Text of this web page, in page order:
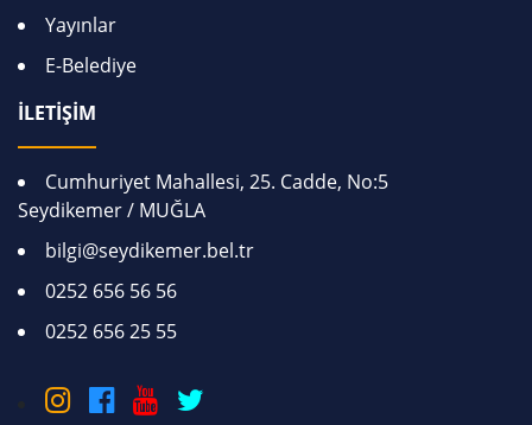
Yayınlar
E-Belediye
İLETİŞİM
Cumhuriyet Mahallesi, 25. Cadde, No:5
Seydikemer / MUĞLA
bilgi@seydikemer.bel.tr
0252 656 56 56
0252 656 25 55